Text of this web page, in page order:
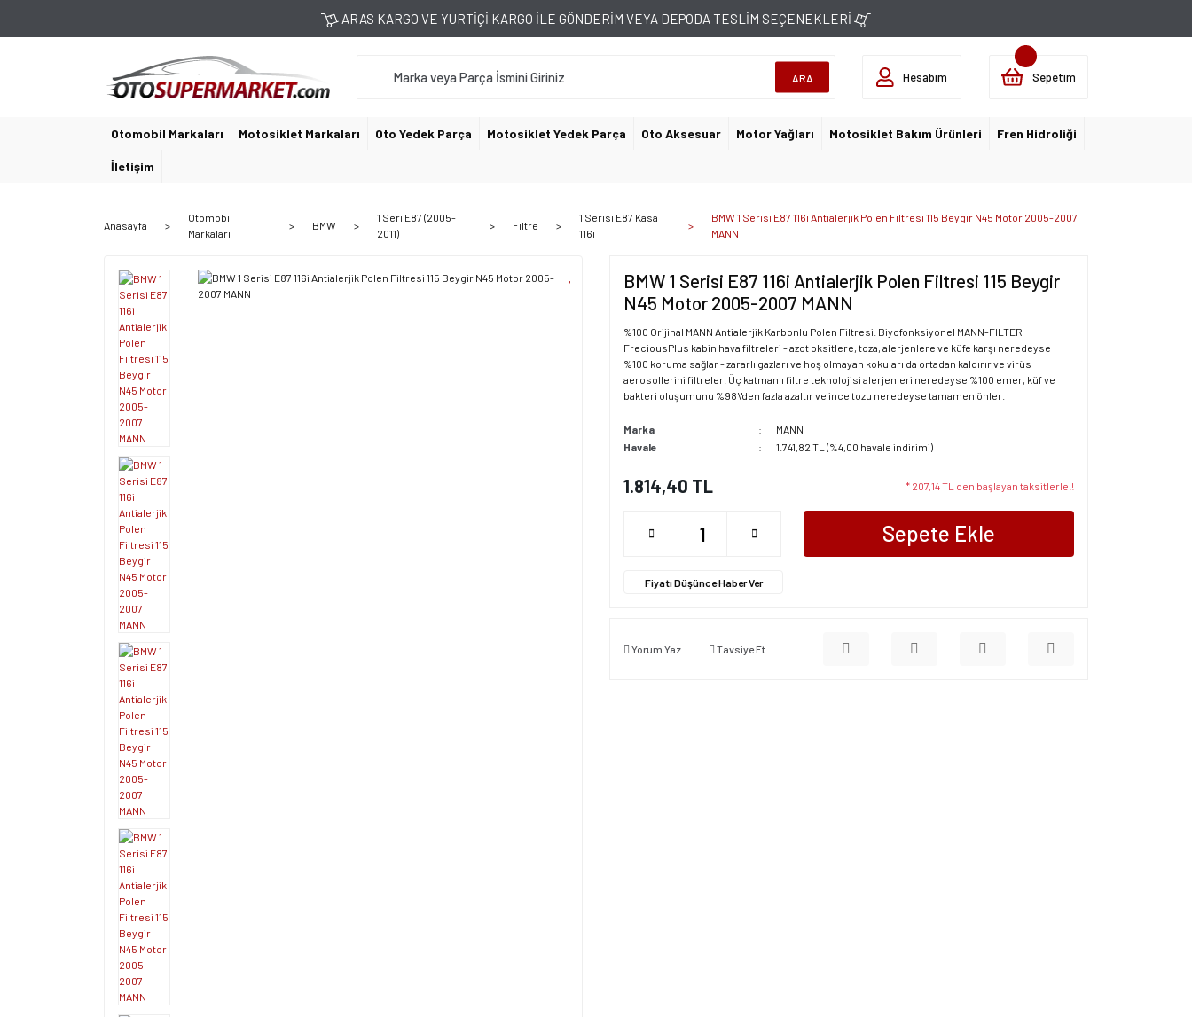
ARAS KARGO VE YURTİÇİ KARGO İLE GÖNDERİM VEYA DEPODA TESLİM SEÇENEKLERİ
ARA Hesabım Sepetim
Otomobil Markaları Motosiklet Markaları Oto Yedek Parça Motosiklet Yedek Parça Oto Aksesuar Motor Yağları Motosiklet Bakım Ürünleri Fren Hidroliği
İletişim
Anasayfa
Otomobil
Markaları
BMW
1 Seri E87 (2005-
2011)
Filtre
1 Serisi E87 Kasa
116i
BMW 1 Serisi E87 116i Antialerjik Polen Filtresi 115 Beygir N45 Motor 2005-2007
MANN
BMW 1 Serisi E87 116i Antialerjik Polen Filtresi 115 Beygir
N45 Motor 2005-2007 MANN
%100 Orijinal MANN Antialerjik Karbonlu Polen Filtresi. Biyofonksiyonel MANN-FILTER
FreciousPlus kabin hava filtreleri - azot oksitlere, toza, alerjenlere ve küfe karşı neredeyse
%100 koruma sağlar - zararlı gazları ve hoş olmayan kokuları da ortadan kaldırır ve virüs
aerosollerini filtreler. Üç katmanlı filtre teknolojisi alerjenleri neredeyse %100 emer, küf ve
bakteri oluşumunu %98\'den fazla azaltır ve ince tozu neredeyse tamamen önler.
Marka
MANN
Havale
1.741,82 TL (%4,00 havale indirimi)
1.814,40 TL * 207,14 TL den başlayan taksitlerle!!
Sepete Ekle
Fiyatı Düşünce Haber Ver
Yorum Yaz Tavsiye Et